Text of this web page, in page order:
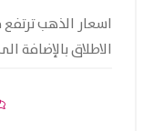
اسعار الذهب
الاطلاق بالإضافة